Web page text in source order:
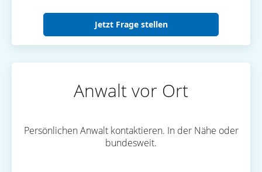
Jetzt Frage stellen
Anwalt vor Ort
Persönlichen Anwalt kontaktieren. In der Nähe oder
bundesweit.